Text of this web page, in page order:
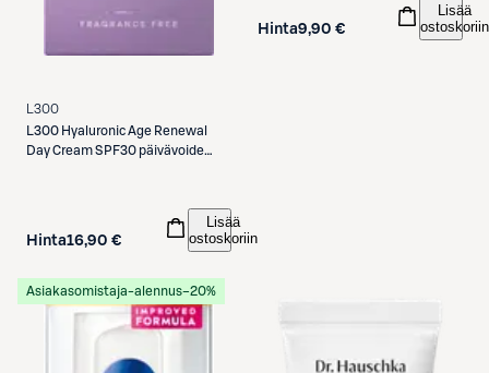
L300
L300 Hyaluronic Age Renewal
Day Cream SPF30 päivävoide
Hinta16,90 €
Lisää
ostoskoriin
Hinta9,90 €
Lisää
ostoskoriin
Asiakasomistaja-alennus−20%